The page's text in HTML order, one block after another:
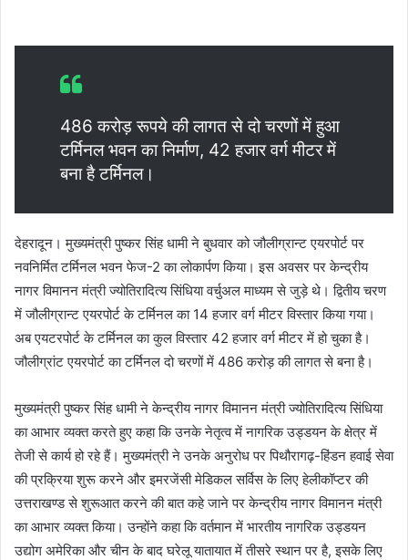
a
i
l
486 करोड़ रूपये की लागत से दो चरणों में हुआ
टर्मिनल भवन का निर्माण, 42 हजार वर्ग मीटर में
बना है टर्मिनल।
देहरादून। मुख्यमंत्री पुष्कर सिंह धामी ने बुधवार को जौलीग्रान्ट एयरपोर्ट पर
नवनिर्मित टर्मिनल भवन फेज-2 का लोकार्पण किया। इस अवसर पर केन्द्रीय
नागर विमानन मंत्री ज्योतिरादित्य सिंधिया वर्चुअल माध्यम से जुड़े थे। द्वितीय चरण
में जौलीग्रान्ट एयरपोर्ट के टर्मिनल का 14 हजार वर्ग मीटर विस्तार किया गया।
अब एयटरपोर्ट के टर्मिनल का कुल विस्तार 42 हजार वर्ग मीटर में हो चुका है।
जौलीग्रांट एयरपोर्ट का टर्मिनल दो चरणों में 486 करोड़ की लागत से बना है।
मुख्यमंत्री पुष्कर सिंह धामी ने केन्द्रीय नागर विमानन मंत्री ज्योतिरादित्य सिंधिया
का आभार व्यक्त करते हुए कहा कि उनके नेतृत्व में नागरिक उड्डयन के क्षेत्र में
तेजी से कार्य हो रहे हैं। मुख्यमंत्री ने उनके अनुरोध पर पिथौरागढ़-हिंडन हवाई सेवा
की प्रक्रिया शुरू करने और इमरजेंसी मेडिकल सर्विस के लिए हेलीकॉप्टर की
उत्तराखण्ड से शुरूआत करने की बात कहे जाने पर केन्द्रीय नागर विमानन मंत्री
का आभार व्यक्त किया। उन्होंने कहा कि वर्तमान में भारतीय नागरिक उड्डयन
उद्योग अमेरिका और चीन के बाद घरेलू यातायात में तीसरे स्थान पर है, इसके लिए